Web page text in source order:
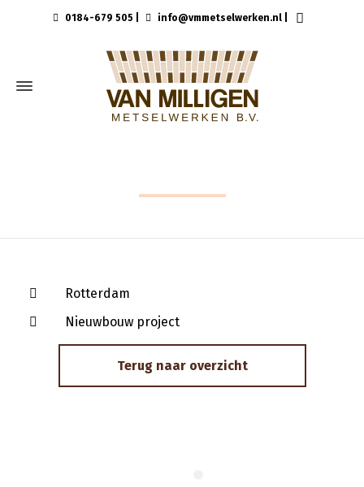
0184-679 505 info@vmmetselwerken.nl
Rotterdam
Nieuwbouw project
Terug naar overzicht